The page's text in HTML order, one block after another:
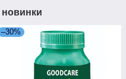
–30%